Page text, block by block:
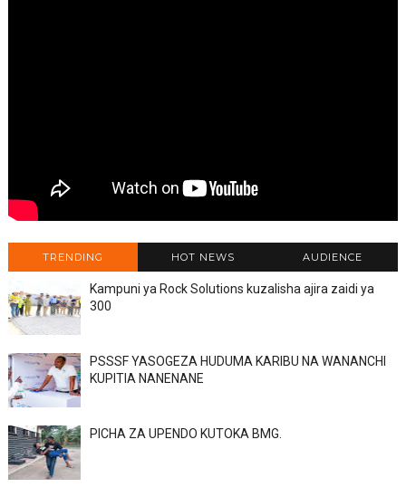
TRENDING HOT NEWS AUDIENCE
Kampuni ya Rock Solutions kuzalisha ajira zaidi ya
300
PSSSF YASOGEZA HUDUMA KARIBU NA WANANCHI
KUPITIA NANENANE
PICHA ZA UPENDO KUTOKA BMG.